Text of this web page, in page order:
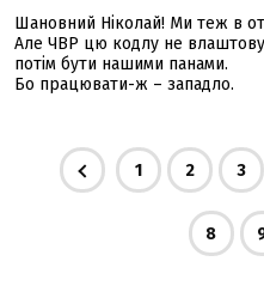
Шановний Ніколай! Ми теж в
Але ЧВР цю кодлу не
потім бути нашими панами.
Бо працювати-ж – западло.
1 2 3
8